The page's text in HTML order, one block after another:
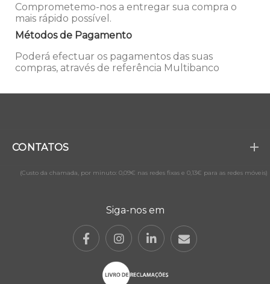
Comprometemo-nos a entregar sua compra o
mais rápido possível.
Métodos de Pagamento
Poderá efectuar os pagamentos das suas
compras, através de referência Multibanco
CONTATOS
(Custo da chamada, por minuto: 0,09€ nas redes fixas e 0,13€ para as redes móveis)
Siga-nos em